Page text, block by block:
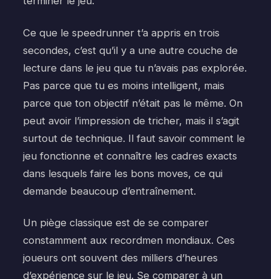
Ce que le speedrunner t’a appris en trois
secondes, c’est qu’il y a une autre couche de
lecture dans le jeu que tu n’avais pas explorée.
Pas parce que tu es moins intelligent, mais
parce que ton objectif n’était pas le même. On
peut avoir l’impression de tricher, mais il s’agit
surtout de technique. Il faut savoir comment le
jeu fonctionne et connaître les cadres exacts
dans lesquels faire les bons moves, ce qui
demande beaucoup d’entraînement.
Un piège classique est de se comparer
constamment aux recordmen mondiaux. Ces
joueurs ont souvent des milliers d’heures
d’expérience sur le jeu. Se comparer à un